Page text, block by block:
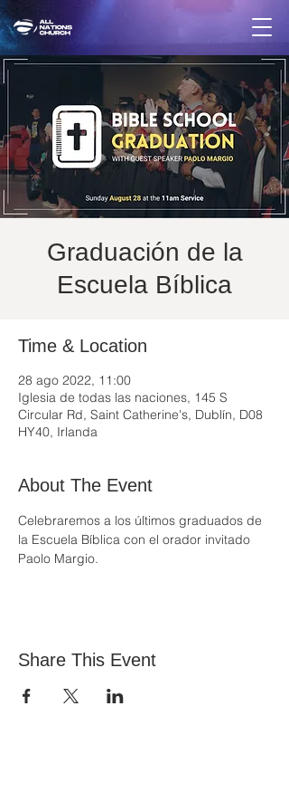
Graduación de la
Escuela Bíblica
Time & Location
28 ago 2022, 11:00
Iglesia de todas las naciones, 145 S
Circular Rd, Saint Catherine's, Dublín, D08
HY40, Irlanda
About The Event
Celebraremos a los últimos graduados de
la Escuela Bíblica con el orador invitado
Paolo Margio.
Share This Event